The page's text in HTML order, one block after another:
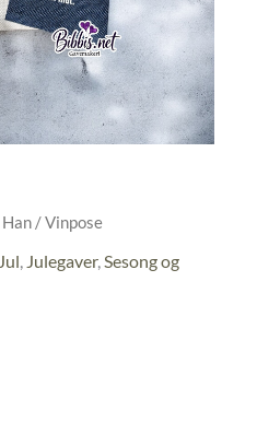
Han / Vinpose
Jul Julegaver, Sesong og